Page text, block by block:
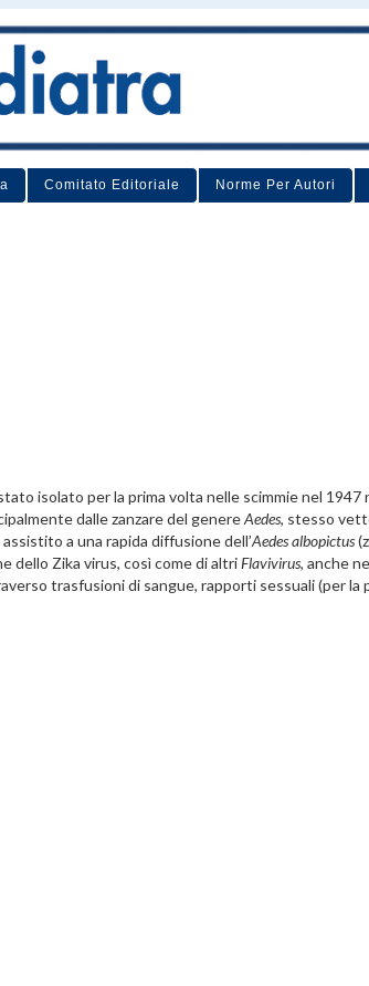
Comitato Editoriale Norme Per Autori
isolato per la prima volta nelle scimmie nel 1947
dalle zanzare del genereAedes, stesso
a una rapida diffusione dell’Aedesalbopictus
dello Zika virus, così come di altriFlavivirus, anche
trasfusioni di sangue, rapporti sessuali (per la